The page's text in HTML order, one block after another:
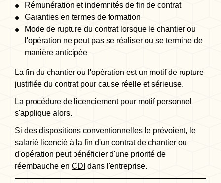
Rémunération et indemnités de fin de contrat
Garanties en termes de formation
Mode de rupture du contrat lorsque le chantier ou
l'opération ne peut pas se réaliser ou se termine de
manière anticipée
La fin du chantier ou l'opération est un motif de rupture
justifiée du contrat pour cause réelle et sérieuse.
La procédure de licenciement pour motif personnel
s'applique alors.
Si des dispositions conventionnelles le prévoient, le
salarié licencié à la fin d'un contrat de chantier ou
d'opération peut bénéficier d'une priorité de
réembauche en CDI dans l'entreprise.